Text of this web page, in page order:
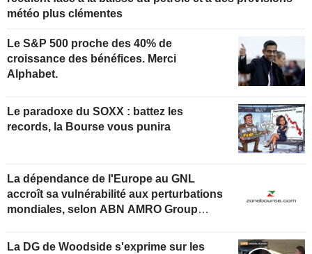
météo plus clémentes
Le S&P 500 proche des 40% de
croissance des bénéfices. Merci
Alphabet.
Le paradoxe du SOXX : battez les
records, la Bourse vous punira
La dépendance de l'Europe au GNL
accroît sa vulnérabilité aux perturbations
mondiales, selon ABN AMRO Group
La DG de Woodside s'exprime sur les